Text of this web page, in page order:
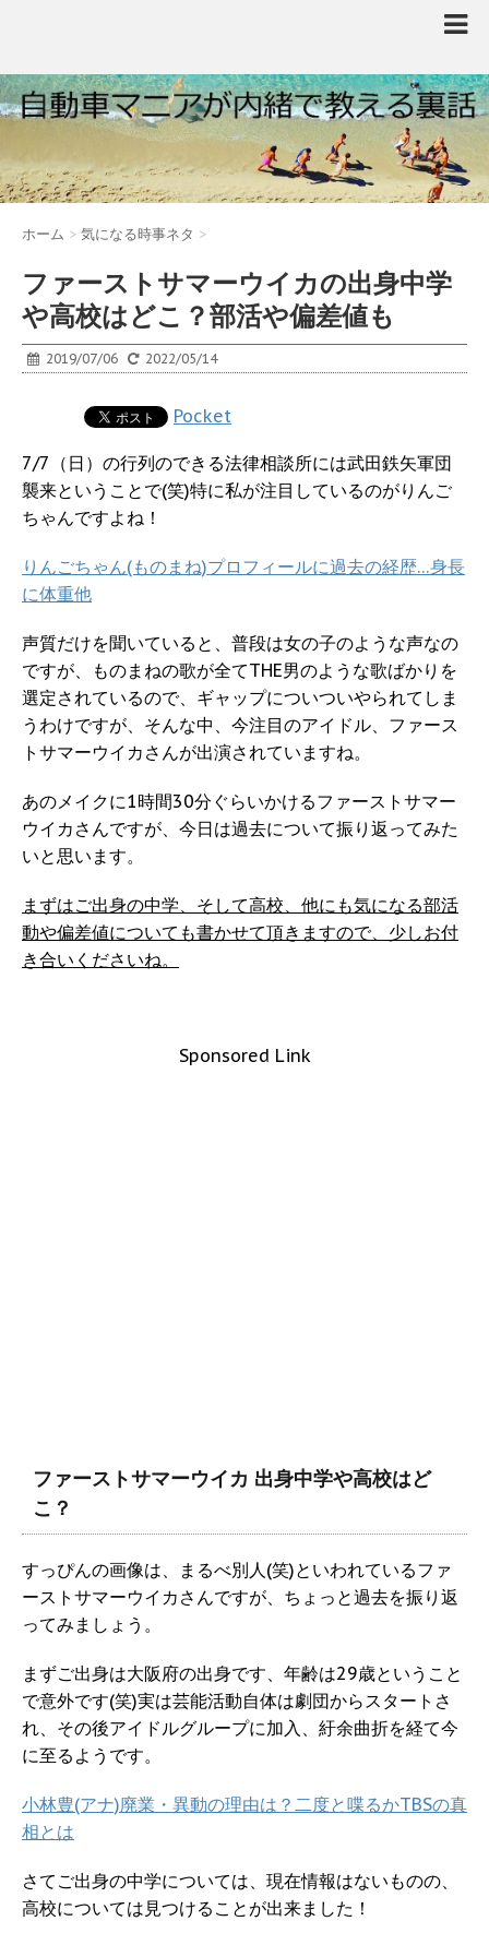
ホーム > 気になる時事ネタ >
ファーストサマーウイカの出身中学
や高校はどこ？部活や偏差値も
2019/07/06 2022/05/14
Pocket
7/7（日）の行列のできる法律相談所には武田鉄矢軍団
襲来ということで(笑)特に私が注目しているのがりんご
ちゃんですよね！
りんごちゃん(ものまね)プロフィールに過去の経歴…身長
に体重他
声質だけを聞いていると、普段は女の子のような声なの
ですが、ものまねの歌が全てTHE男のような歌ばかりを
選定されているので、ギャップについついやられてしま
うわけですが、そんな中、今注目のアイドル、ファース
トサマーウイカさんが出演されていますね。
あのメイクに1時間30分ぐらいかけるファーストサマー
ウイカさんですが、今日は過去について振り返ってみた
いと思います。
まずはご出身の中学、そして高校、他にも気になる部活
動や偏差値についても書かせて頂きますので、少しお付
き合いくださいね。
Sponsored Link
ファーストサマーウイカ 出身中学や高校はど
こ？
すっぴんの画像は、まるべ別人(笑)といわれているファ
ーストサマーウイカさんですが、ちょっと過去を振り返
ってみましょう。
まずご出身は大阪府の出身です、年齢は29歳ということ
で意外です(笑)実は芸能活動自体は劇団からスタートさ
れ、その後アイドルグループに加入、紆余曲折を経て今
に至るようです。
小林豊(アナ)廃業・異動の理由は？二度と喋るかTBSの真
相とは
さてご出身の中学については、現在情報はないものの、
高校については見つけることが出来ました！